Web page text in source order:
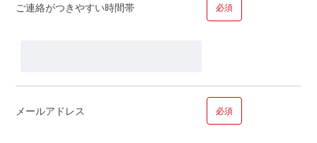
ご連絡がつきやすい時間帯 必須
メールアドレス 必須
万円
■問１３.ご職業についてお聞かせください